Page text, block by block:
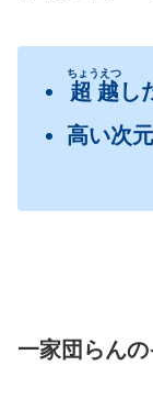
超越
ちょうえつ
し
高い次元
一家団らんの